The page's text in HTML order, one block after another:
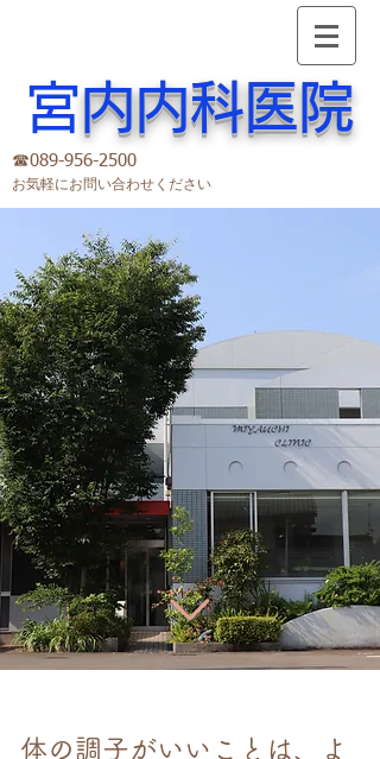
​宮内内科医院
☎︎089-956-2500
お気軽にお問い合わせください
体の調子がいいことは、よ